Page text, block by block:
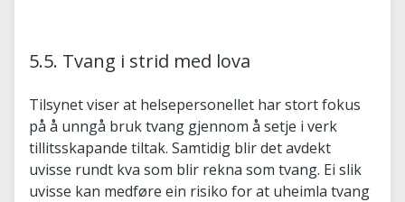
5.5. Tvang i strid med lova
Tilsynet viser at helsepersonellet har stort fokus
på å unngå bruk tvang gjennom å setje i verk
tillitsskapande tiltak. Samtidig blir det avdekt
uvisse rundt kva som blir rekna som tvang. Ei slik
uvisse kan medføre ein risiko for at uheimla tvang